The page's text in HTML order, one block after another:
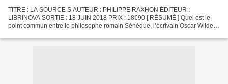
TITRE : LA SOURCE S AUTEUR : PHILIPPE RAXHON ÉDITEUR :
LIBRINOVA SORTIE : 18 JUIN 2018 PRIX : 18€90 [ RÉSUMÉ ] Quel est le
point commun entre le philosophe romain Sénèque, l’écrivain Oscar Wilde et